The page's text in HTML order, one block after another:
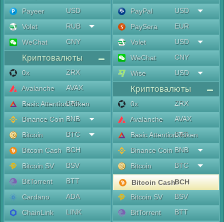
Payeer
USD
Volet
RUB
WeChat
CNY
Криптовалюты
0x
ZRX
Avalanche
AVAX
Basic Attention Token
BAT
Binance Coin BNB
Bitcoin
BTC
Bitcoin Cash
BCH
Bitcoin SV
BSV
BitTorrent
BTT
Cardano
ADA
ChainLink
LINK
PayPal
USD
PaySera
EUR
Volet
USD
WeChat
CNY
Wise
USD
Криптовалюты
0x
ZRX
Avalanche
AVAX
Basic Attention Token
BAT
Binance Coin BNB
Bitcoin
BTC
Bitcoin CashBCH
Bitcoin SV
BSV
BitTorrent
BTT